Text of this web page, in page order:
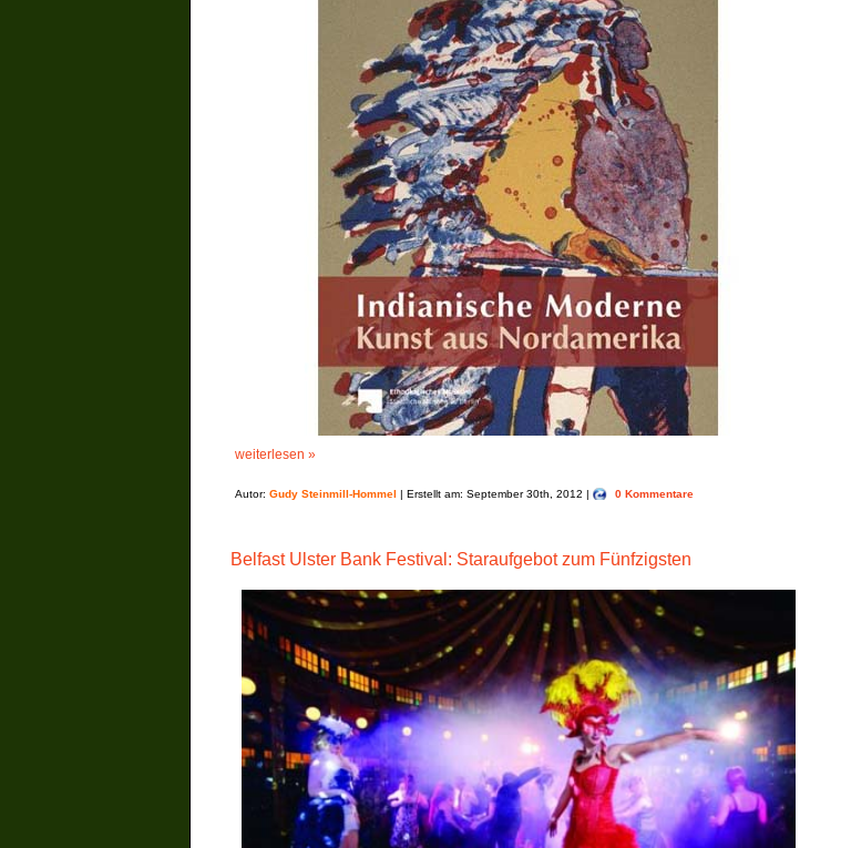
weiterlesen »
Autor: Gudy Steinmill-Hommel | Erstellt am: September 30th, 2012 | 0 Kommentare
Belfast Ulster Bank Festival: Staraufgebot zum Fünfzigsten